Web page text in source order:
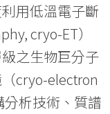
用低溫電子斷
cryo-ET）
之生物巨分子
cryo-electron
析技術、質譜